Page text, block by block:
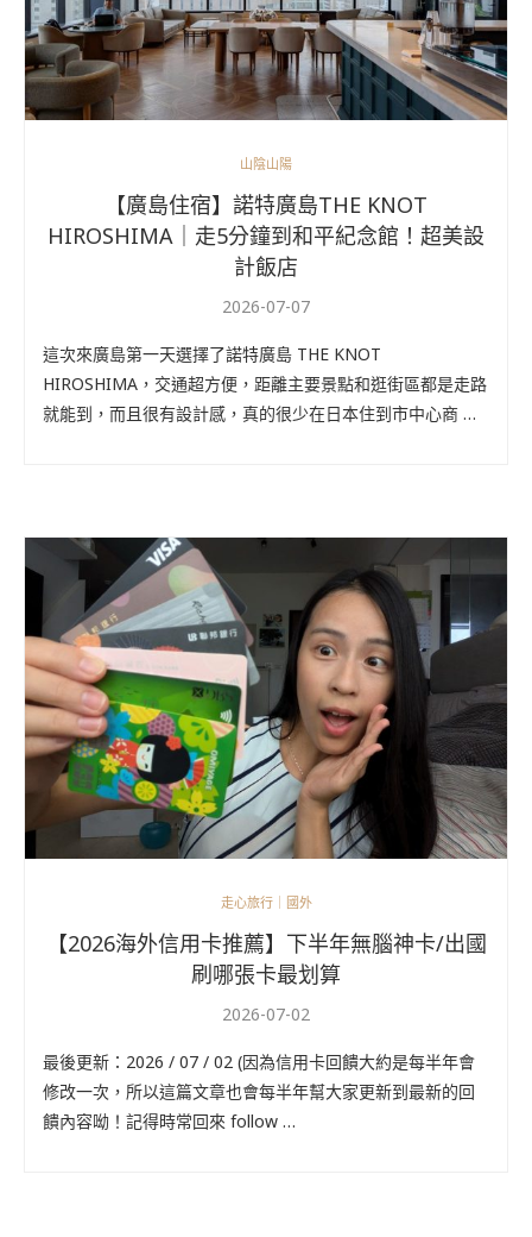
山陰山陽
【廣島住宿】諾特廣島THE KNOT
HIROSHIMA｜走5分鐘到和平紀念館！超美設
計飯店
2026-07-07
這次來廣島第一天選擇了諾特廣島 THE KNOT
HIROSHIMA，交通超方便，距離主要景點和逛街區都是走路
就能到，而且很有設計感，真的很少在日本住到市中心商 …
走心旅行｜國外
【2026海外信用卡推薦】下半年無腦神卡/出國
刷哪張卡最划算
2026-07-02
最後更新：2026 / 07 / 02 (因為信用卡回饋大約是每半年會
修改一次，所以這篇文章也會每半年幫大家更新到最新的回
饋內容呦！記得時常回來 follow …